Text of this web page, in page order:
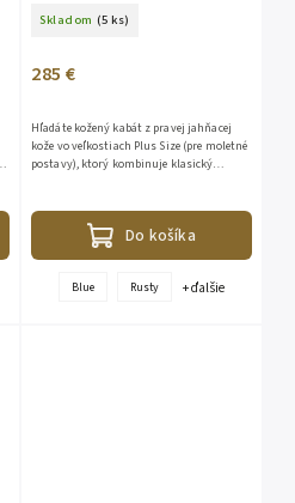
Skladom (5 ks)
285 €
Do košíka
Hľadáte kožený kabát z pravej jahňacej
kože vo veľkostiach Plus Size (pre moletné
postavy), ktorý kombinuje klasický
Blue Rusty + ďalšie